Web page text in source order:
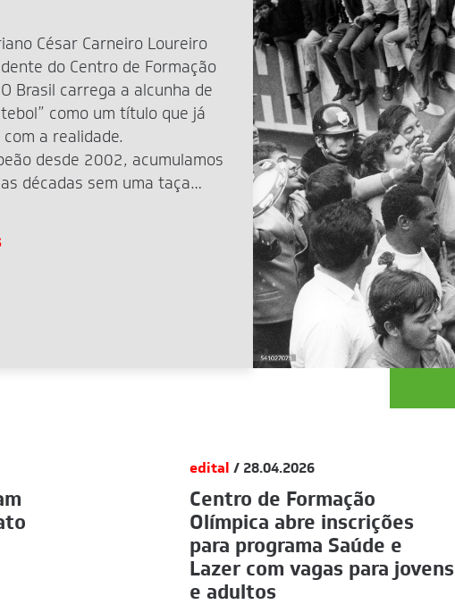
César Carneiro Loureiro
do Centro de Formação
Brasil carrega a alcunha de
como um título que já
a realidade.
desde 2002, acumulamos
décadas sem uma taça
o debate, mas […]
edital / 28.04.2026
Centro de Formação
Olímpica abre inscrições
para programa Saúde e
Lazer com vagas para jovens
e adultos